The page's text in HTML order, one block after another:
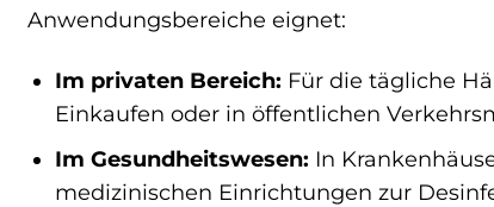
Anwendungsbereiche eignet:
Im privaten Bereich: Für die tägliche
Einkaufen oder in öffentlichen
Im Gesundheitswesen: In
medizinischen Einrichtungen zur